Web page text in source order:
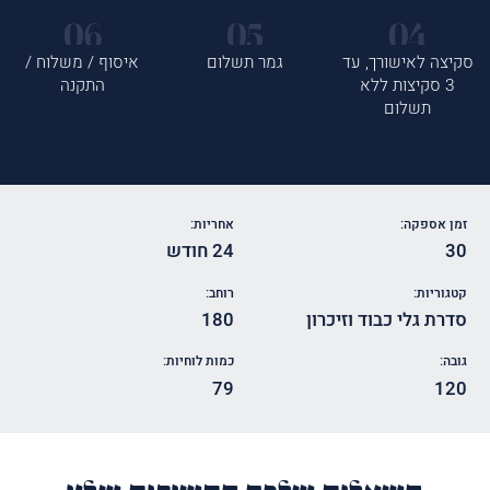
סקיצה לאישורך, עד
3 סקיצות ללא
תשלום
גמר תשלום
איסוף / משלוח /
התקנה
זמן אספקה:
30
אחריות:
24 חודש
קטגוריות:
סדרת גלי כבוד וזיכרון
רוחב:
180
גובה:
120
כמות לוחיות:
79